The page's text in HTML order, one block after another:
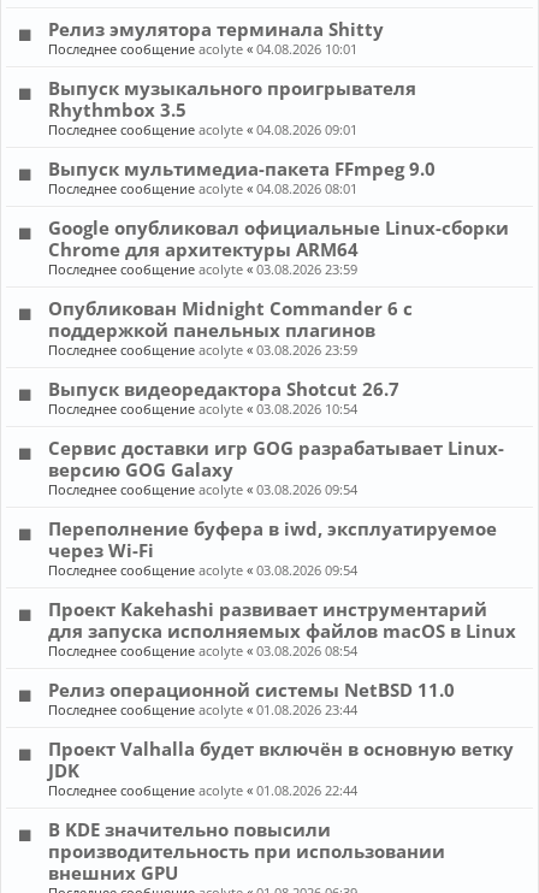
Релиз эмулятора терминала Shitty
Последнее сообщениеacolyte «04.08.2026 10:01
Выпуск музыкального проигрывателя
Rhythmbox 3.5
Последнее сообщениеacolyte «04.08.2026 09:01
Выпуск мультимедиа-пакета FFmpeg 9.0
Последнее сообщениеacolyte «04.08.2026 08:01
Google опубликовал официальные Linux-сборки
Chrome для архитектуры ARM64
Последнее сообщениеacolyte «03.08.2026 23:59
Опубликован Midnight Commander 6 c
поддержкой панельных плагинов
Последнее сообщениеacolyte «03.08.2026 23:59
Выпуск видеоредактора Shotcut 26.7
Последнее сообщениеacolyte «03.08.2026 10:54
Сервис доставки игр GOG разрабатывает Linux-
версию GOG Galaxy
Последнее сообщениеacolyte «03.08.2026 09:54
Переполнение буфера в iwd, эксплуатируемое
через Wi-Fi
Последнее сообщениеacolyte «03.08.2026 09:54
Проект Kakehashi развивает инструментарий
для запуска исполняемых файлов macOS в Linux
Последнее сообщениеacolyte «03.08.2026 08:54
Релиз операционной системы NetBSD 11.0
Последнее сообщениеacolyte «01.08.2026 23:44
Проект Valhalla будет включён в основную ветку
JDK
Последнее сообщениеacolyte «01.08.2026 22:44
В KDE значительно повысили
производительность при использовании
внешних GPU